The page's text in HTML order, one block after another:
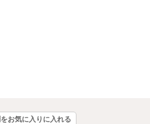
お気に入りに入れる